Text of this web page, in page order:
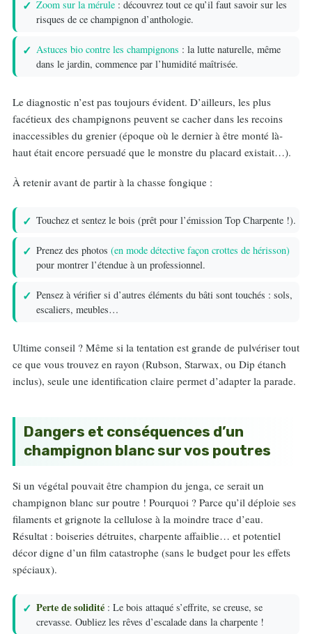
Zoom sur la mérule : découvrez tout ce qu’il faut savoir sur les
risques de ce champignon d’anthologie.
Astuces bio contre les champignons : la lutte naturelle, même
dans le jardin, commence par l’humidité maîtrisée.
Le diagnostic n’est pas toujours évident. D’ailleurs, les plus
facétieux des champignons peuvent se cacher dans les recoins
inaccessibles du grenier (époque où le dernier à être monté là-
haut était encore persuadé que le monstre du placard existait…).
À retenir avant de partir à la chasse fongique :
Touchez et sentez le bois (prêt pour l’émission Top Charpente !).
Prenez des photos (en mode détective façon crottes de hérisson)
pour montrer l’étendue à un professionnel.
Pensez à vérifier si d’autres éléments du bâti sont touchés : sols,
escaliers, meubles…
Ultime conseil ? Même si la tentation est grande de pulvériser tout
ce que vous trouvez en rayon (Rubson, Starwax, ou Dip étanch
inclus), seule une identification claire permet d’adapter la parade.
Dangers et conséquences d’un
champignon blanc sur vos poutres
Si un végétal pouvait être champion du jenga, ce serait un
champignon blanc sur poutre ! Pourquoi ? Parce qu’il déploie ses
filaments et grignote la cellulose à la moindre trace d’eau.
Résultat : boiseries détruites, charpente affaiblie… et potentiel
décor digne d’un film catastrophe (sans le budget pour les effets
spéciaux).
Perte de solidité : Le bois attaqué s’effrite, se creuse, se
crevasse. Oubliez les rêves d’escalade dans la charpente !